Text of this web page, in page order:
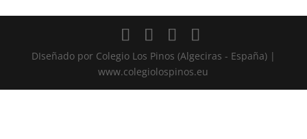
DIseñado por Colegio Los Pinos (Algeciras - España) |
www.colegiolospinos.eu